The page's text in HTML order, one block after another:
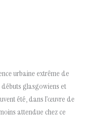
urbaine extrême de
débuts glasgowiens et
été, dans l’œuvre de
attendue chez ce